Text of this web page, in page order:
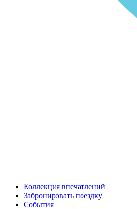
Коллекция впечатлений
Забронировать поездку
События